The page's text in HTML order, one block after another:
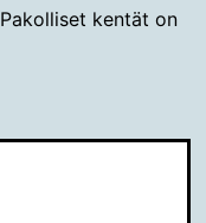
Pakolliset kentät on